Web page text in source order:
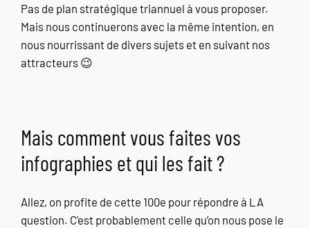
Pas de plan stratégique triannuel à vous proposer.
Mais nous continuerons avec la même intention, en
nous nourrissant de divers sujets et en suivant nos
attracteurs 😉
Mais comment vous faites vos
infographies et qui les fait ?
Allez, on profite de cette 100e pour répondre à LA
question. C’est probablement celle qu’on nous pose le